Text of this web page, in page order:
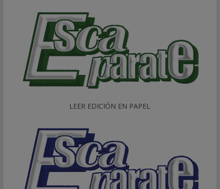
LEER EDICIÓN EN PAPEL